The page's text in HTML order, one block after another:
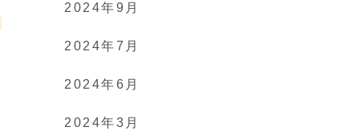
2024年9月
2024年7月
2024年6月
2024年3月